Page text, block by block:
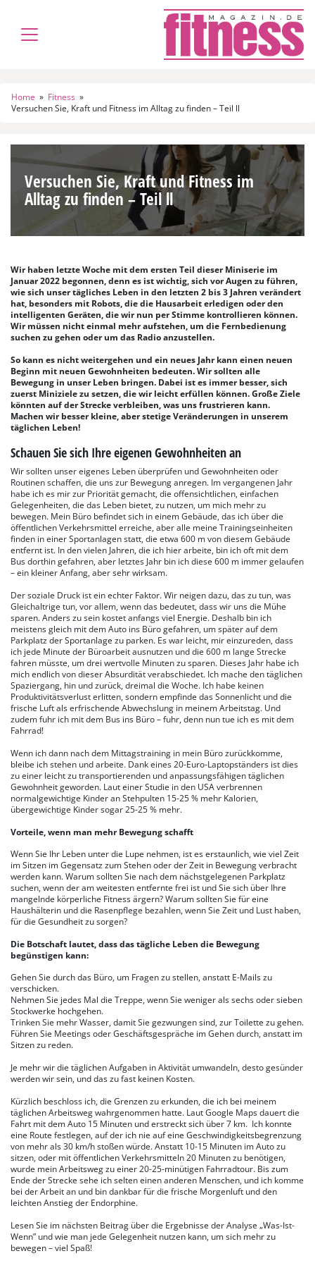
Home » Fitness »
Versuchen Sie, Kraft und Fitness im Alltag zu finden – Teil ll
Versuchen Sie, Kraft und Fitness im
Alltag zu finden – Teil ll
Wir haben letzte Woche mit dem ersten Teil dieser Miniserie im
Januar 2022 begonnen, denn es ist wichtig, sich vor Augen zu führen,
wie sich unser tägliches Leben in den letzten 2 bis 3 Jahren verändert
hat, besonders mit Robots, die die Hausarbeit erledigen oder den
intelligenten Geräten, die wir nun per Stimme kontrollieren können.
Wir müssen nicht einmal mehr aufstehen, um die Fernbedienung
suchen zu gehen oder um das Radio anzustellen.
So kann es nicht weitergehen und ein neues Jahr kann einen neuen
Beginn mit neuen Gewohnheiten bedeuten. Wir sollten alle
Bewegung in unser Leben bringen. Dabei ist es immer besser, sich
zuerst Miniziele zu setzen, die wir leicht erfüllen können. Große Ziele
könnten auf der Strecke verbleiben, was uns frustrieren kann.
Machen wir besser kleine, aber stetige Veränderungen in unserem
täglichen Leben!
Schauen Sie sich Ihre eigenen Gewohnheiten an
Wir sollten unser eigenes Leben überprüfen und Gewohnheiten oder
Routinen schaffen, die uns zur Bewegung anregen. Im vergangenen Jahr
habe ich es mir zur Priorität gemacht, die offensichtlichen, einfachen
Gelegenheiten, die das Leben bietet, zu nutzen, um mich mehr zu
bewegen. Mein Büro befindet sich in einem Gebäude, das ich über die
öffentlichen Verkehrsmittel erreiche, aber alle meine Trainingseinheiten
finden in einer Sportanlagen statt, die etwa 600 m von diesem Gebäude
entfernt ist. In den vielen Jahren, die ich hier arbeite, bin ich oft mit dem
Bus dorthin gefahren, aber letztes Jahr bin ich diese 600 m immer gelaufen
– ein kleiner Anfang, aber sehr wirksam.
Der soziale Druck ist ein echter Faktor. Wir neigen dazu, das zu tun, was
Gleichaltrige tun, vor allem, wenn das bedeutet, dass wir uns die Mühe
sparen. Anders zu sein kostet anfangs viel Energie. Deshalb bin ich
meistens gleich mit dem Auto ins Büro gefahren, um später auf dem
Parkplatz der Sportanlage zu parken. Es war leicht, mir einzureden, dass
ich jede Minute der Büroarbeit ausnutzen und die 600 m lange Strecke
fahren müsste, um drei wertvolle Minuten zu sparen. Dieses Jahr habe ich
mich endlich von dieser Absurdität verabschiedet. Ich mache den täglichen
Spaziergang, hin und zurück, dreimal die Woche. Ich habe keinen
Produktivitätsverlust erlitten, sondern empfinde das Sonnenlicht und die
frische Luft als erfrischende Abwechslung in meinem Arbeitstag. Und
zudem fuhr ich mit dem Bus ins Büro – fuhr, denn nun tue ich es mit dem
Fahrrad!
Wenn ich dann nach dem Mittagstraining in mein Büro zurückkomme,
bleibe ich stehen und arbeite. Dank eines 20-Euro-Laptopständers ist dies
zu einer leicht zu transportierenden und anpassungsfähigen täglichen
Gewohnheit geworden. Laut einer Studie in den USA verbrennen
normalgewichtige Kinder an Stehpulten 15-25 % mehr Kalorien,
übergewichtige Kinder sogar 25-25 % mehr.
Vorteile, wenn man mehr Bewegung schafft
Wenn Sie Ihr Leben unter die Lupe nehmen, ist es erstaunlich, wie viel Zeit
im Sitzen im Gegensatz zum Stehen oder der Zeit in Bewegung verbracht
werden kann. Warum sollten Sie nach dem nächstgelegenen Parkplatz
suchen, wenn der am weitesten entfernte frei ist und Sie sich über Ihre
mangelnde körperliche Fitness ärgern? Warum sollten Sie für eine
Haushälterin und die Rasenpflege bezahlen, wenn Sie Zeit und Lust haben,
für die Gesundheit zu sorgen?
Die Botschaft lautet, dass das tägliche Leben die Bewegung
begünstigen kann:
Gehen Sie durch das Büro, um Fragen zu stellen, anstatt E-Mails zu
verschicken.
Nehmen Sie jedes Mal die Treppe, wenn Sie weniger als sechs oder sieben
Stockwerke hochgehen.
Trinken Sie mehr Wasser, damit Sie gezwungen sind, zur Toilette zu gehen.
Führen Sie Meetings oder Geschäftsgespräche im Gehen durch, anstatt im
Sitzen zu reden.
Je mehr wir die täglichen Aufgaben in Aktivität umwandeln, desto gesünder
werden wir sein, und das zu fast keinen Kosten.
Kürzlich beschloss ich, die Grenzen zu erkunden, die ich bei meinem
täglichen Arbeitsweg wahrgenommen hatte. Laut Google Maps dauert die
Fahrt mit dem Auto 15 Minuten und erstreckt sich über 7 km. Ich konnte
eine Route festlegen, auf der ich nie auf eine Geschwindigkeitsbegrenzung
von mehr als 30 km/h stoßen würde. Anstatt 10-15 Minuten im Auto zu
sitzen, oder mit öffentlichen Verkehrsmitteln 20 Minuten zu benötigen,
wurde mein Arbeitsweg zu einer 20-25-minütigen Fahrradtour. Bis zum
Ende der Strecke sehe ich selten einen anderen Menschen, und ich komme
bei der Arbeit an und bin dankbar für die frische Morgenluft und den
leichten Anstieg der Endorphine.
Lesen Sie im nächsten Beitrag über die Ergebnisse der Analyse „Was-Ist-
Wenn” und wie man jede Gelegenheit nutzen kann, um sich mehr zu
bewegen – viel Spaß!